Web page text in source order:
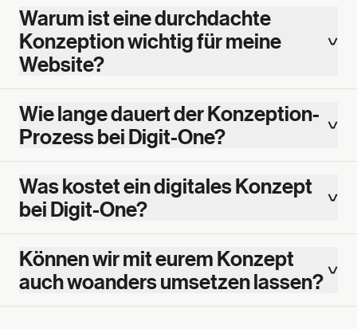
Warum ist eine durchdachte
Konzeption wichtig für meine
Website?
Wie lange dauert der Konzeption-
Prozess bei Digit-One?
Was kostet ein digitales Konzept
bei Digit-One?
Können wir mit eurem Konzept
auch woanders umsetzen lassen?